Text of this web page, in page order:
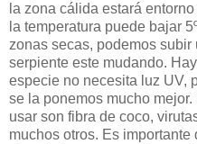
la zona cálida estará
la temperatura puede bajar
zonas secas, podemos
serpiente este mudando.
especie no necesita luz UV,
se la ponemos mucho
usar son fibra de coco,
muchos otros. Es